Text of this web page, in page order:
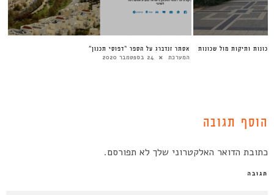
אסתר זנדברג על הספר “דפוסי תכנון”
המערכת 24 בספטמבר 2020
ותיקות מול שכונות
הוסף תגובה
כתובת הדואר האלקטרוני שלך לא תפורסם.
תגובה